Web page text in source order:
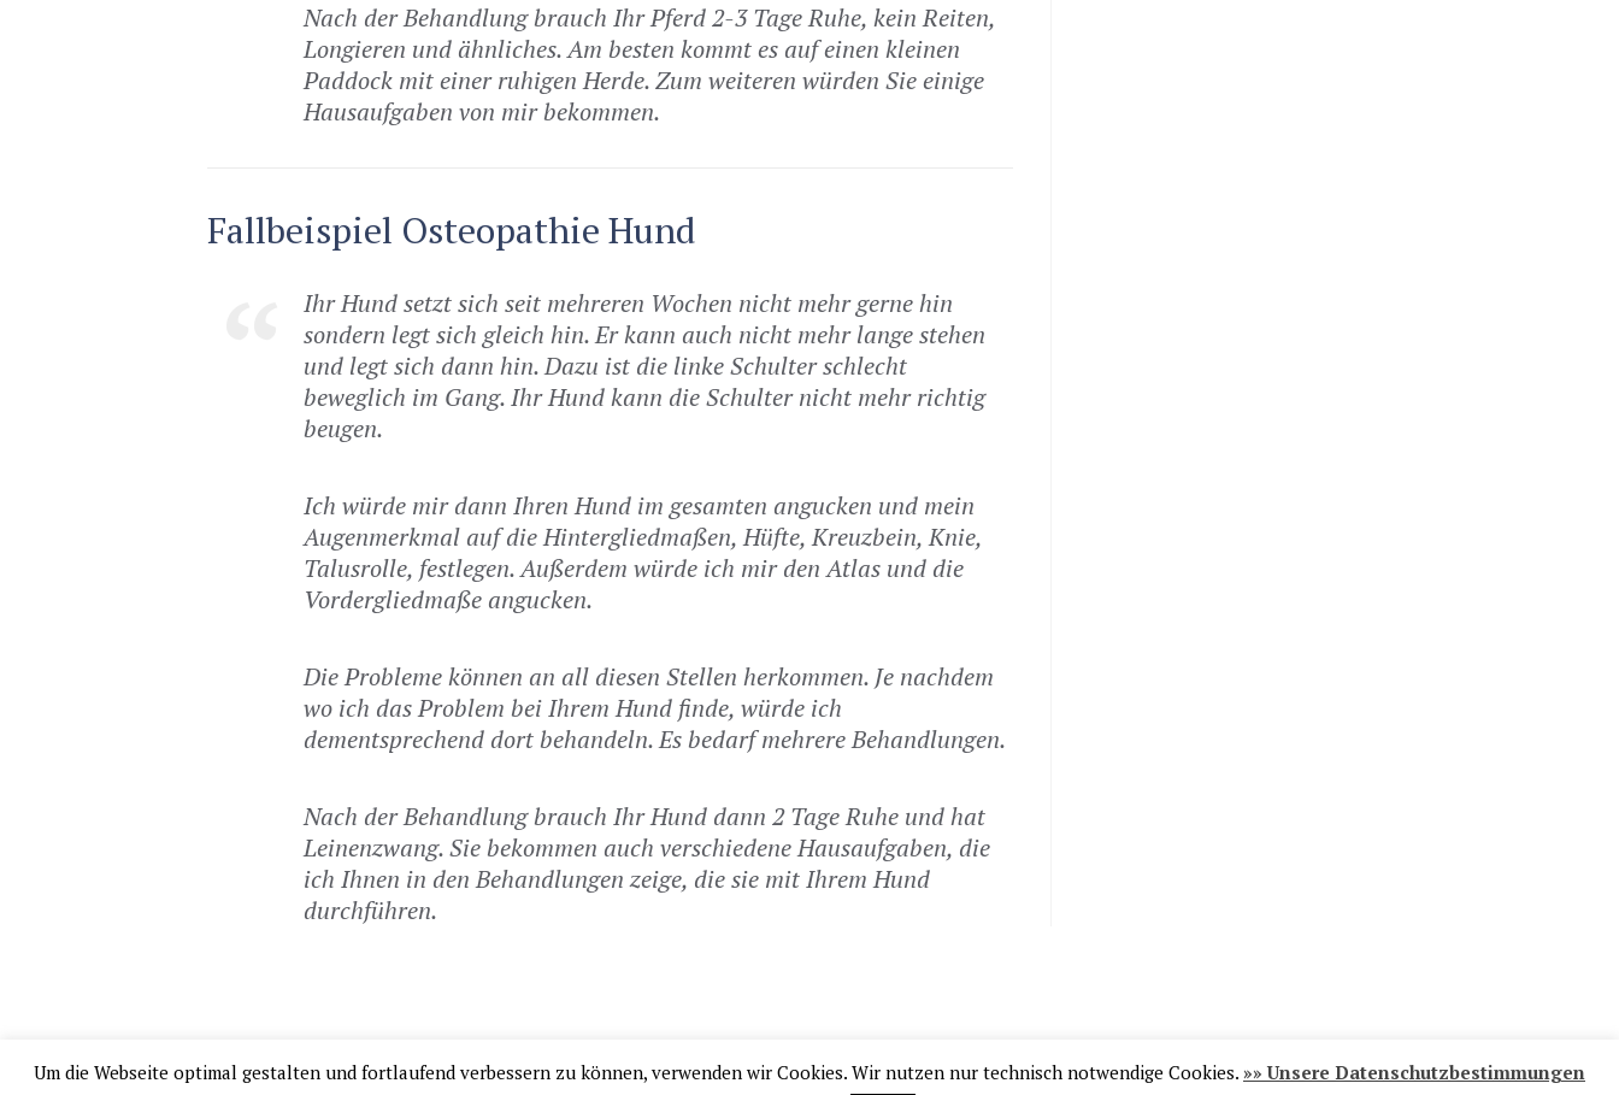
Nach der Behandlung brauch Ihr Pferd 2-3 Tage Ruhe, kein Reiten,
Longieren und ähnliches. Am besten kommt es auf einen kleinen
Paddock mit einer ruhigen Herde. Zum weiteren würden Sie einige
Hausaufgaben von mir bekommen.
Fallbeispiel Osteopathie Hund
Ihr Hund setzt sich seit mehreren Wochen nicht mehr gerne hin
sondern legt sich gleich hin. Er kann auch nicht mehr lange stehen
und legt sich dann hin. Dazu ist die linke Schulter schlecht
beweglich im Gang. Ihr Hund kann die Schulter nicht mehr richtig
beugen.
Ich würde mir dann Ihren Hund im gesamten angucken und mein
Augenmerkmal auf die Hintergliedmaßen, Hüfte, Kreuzbein, Knie,
Talusrolle, festlegen. Außerdem würde ich mir den Atlas und die
Vordergliedmaße angucken.
Die Probleme können an all diesen Stellen herkommen. Je nachdem
wo ich das Problem bei Ihrem Hund finde, würde ich
dementsprechend dort behandeln. Es bedarf mehrere Behandlungen.
Nach der Behandlung brauch Ihr Hund dann 2 Tage Ruhe und hat
Leinenzwang. Sie bekommen auch verschiedene Hausaufgaben, die
ich Ihnen in den Behandlungen zeige, die sie mit Ihrem Hund
durchführen.
Um die Webseite optimal gestalten und fortlaufend verbessern zu können, verwenden wir Cookies. Wir nutzen nur technisch notwendige Cookies. »» Unsere Datenschutzbestimmungen